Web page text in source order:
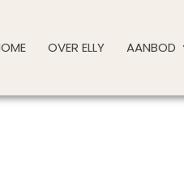
OVER ELLY AANBOD